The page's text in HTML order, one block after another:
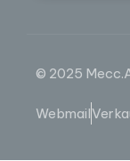
© 2025
Webmail